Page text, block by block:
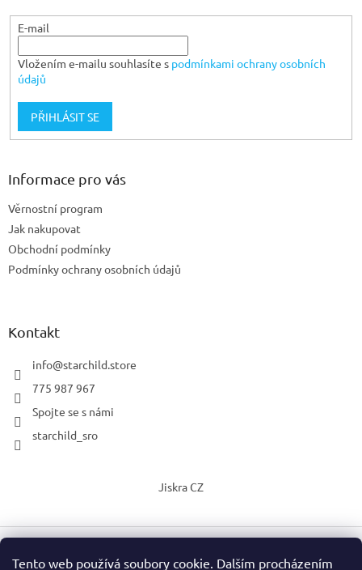
Tento web používá soubory cookie. Dalším procházením
E-mail
Vložením e-mailu souhlasíte s podmínkami ochrany osobních
údajů
PŘIHLÁSIT SE
Informace pro vás
Věrnostní program
Jak nakupovat
Obchodní podmínky
Podmínky ochrany osobních údajů
Kontakt
info@starchild.store
775 987 967
Spojte se s námi
starchild_sro
Jiskra CZ
Vytvořil Shoptet